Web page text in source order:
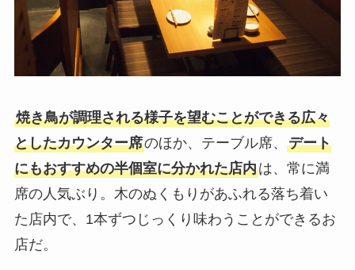
焼き鳥が調理される様子を望むことができる広々
としたカウンター席のほか、テーブル席、 デート
にもおすすめの半個室に分かれた店内は、常に満
席の人気ぶり。木のぬくもりがあふれる落ち着い
た店内で、1本ずつじっくり味わうことができるお
店だ。